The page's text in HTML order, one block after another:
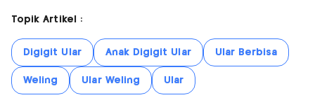
Topik Artikel :
Digigit Ular Anak Digigit Ular Ular Berbisa
Weling Ular Weling Ular